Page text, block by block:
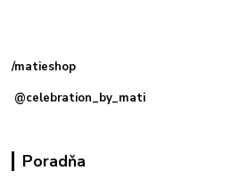
/matieshop
@celebration_by_mati
Poradňa